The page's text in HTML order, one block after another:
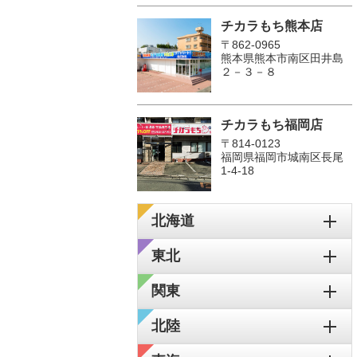
チカラもち熊本店
〒862-0965
熊本県熊本市南区田井島
２－３－８
チカラもち福岡店
〒814-0123
福岡県福岡市城南区長尾
1‐4‐18
北海道
東北
関東
北陸